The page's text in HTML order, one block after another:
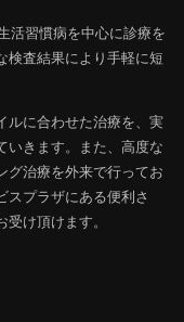
活習慣病を中心に診療を
検査結果により手軽に短
ルに合わせた治療を、実
いきます。また、高度な
グ治療を外来で行ってお
スプラザにある便利さ
け頂けます。